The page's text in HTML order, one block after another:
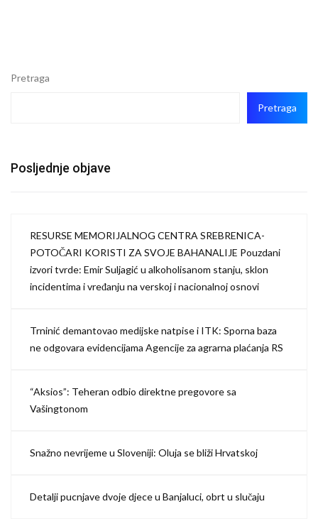
Pretraga
Pretraga
Posljednje objave
RESURSE MEMORIJALNOG CENTRA SREBRENICA-
POTOČARI KORISTI ZA SVOJE BAHANALIJE Pouzdani
izvori tvrde: Emir Suljagić u alkoholisanom stanju, sklon
incidentima i vređanju na verskoj i nacionalnoj osnovi
Trninić demantovao medijske natpise i ITK: Sporna baza
ne odgovara evidencijama Agencije za agrarna plaćanja RS
“Aksios”: Teheran odbio direktne pregovore sa
Vašingtonom
Snažno nevrijeme u Sloveniji: Oluja se bliži Hrvatskoj
Detalji pucnjave dvoje djece u Banjaluci, obrt u slučaju